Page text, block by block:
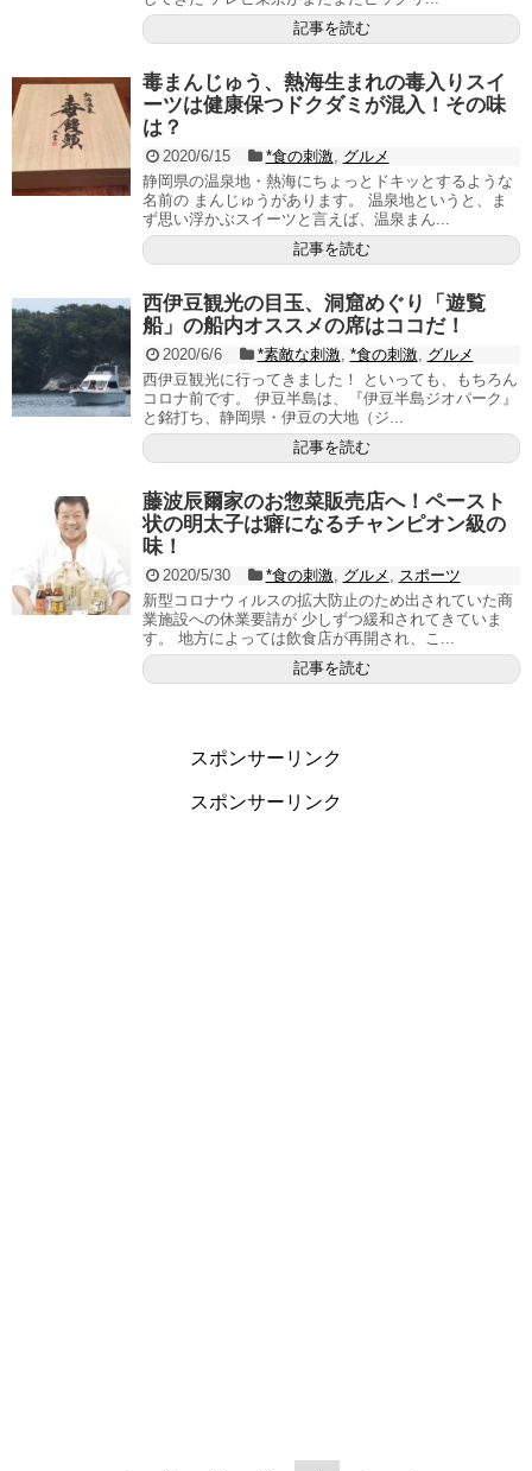
記事を読む
毒まんじゅう、熱海生まれの毒入りスイ
ーツは健康保つドクダミが混入！その味
は？
2020/6/15 *食の刺激, グルメ
静岡県の温泉地・熱海にちょっとドキッとするような
名前の まんじゅうがあります。 温泉地というと、ま
ず思い浮かぶスイーツと言えば、温泉まん...
記事を読む
西伊豆観光の目玉、洞窟めぐり「遊覧
船」の船内オススメの席はココだ！
2020/6/6 *素敵な刺激, *食の刺激, グルメ
西伊豆観光に行ってきました！ といっても、もちろん
コロナ前です。 伊豆半島は、『伊豆半島ジオパーク』
と銘打ち、静岡県・伊豆の大地（ジ...
記事を読む
藤波辰爾家のお惣菜販売店へ！ペースト
状の明太子は癖になるチャンピオン級の
味！
2020/5/30 *食の刺激, グルメ , スポーツ
新型コロナウィルスの拡大防止のため出されていた商
業施設への休業要請が 少しずつ緩和されてきていま
す。 地方によっては飲食店が再開され、こ...
記事を読む
スポンサーリンク
スポンサーリンク